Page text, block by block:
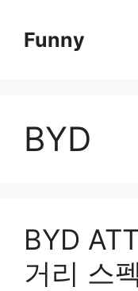
contentFunny
BYD
BYD
거리 스펙